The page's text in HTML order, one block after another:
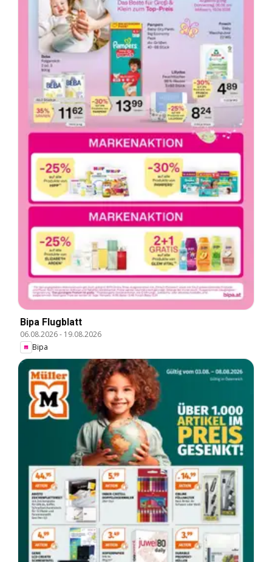
Bipa Flugblatt
06.08.2026- 19.08.2026
Bipa